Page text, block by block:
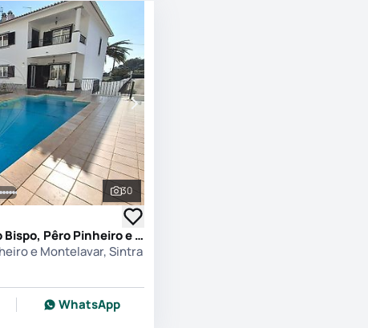
Ver todas as fotografias
30
Moradia T4 em Almargem do Bispo, Pêro Pinheiro e Montelavar, Sintra
e Montelavar, Sintra
WhatsApp